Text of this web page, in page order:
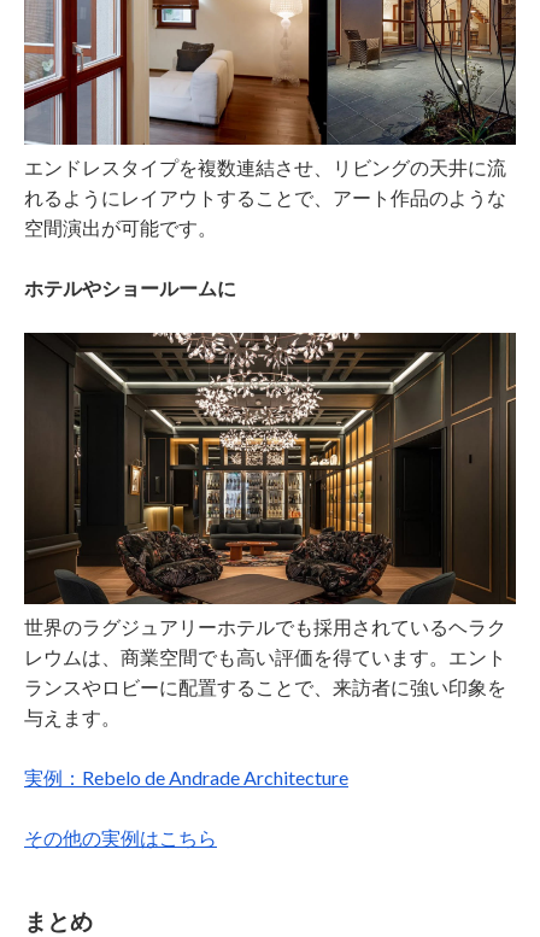
エンドレスタイプを複数連結させ、リビングの天井に流
れるようにレイアウトすることで、アート作品のような
空間演出が可能です。
ホテルやショールームに
世界のラグジュアリーホテルでも採用されているヘラク
レウムは、商業空間でも高い評価を得ています。エント
ランスやロビーに配置することで、来訪者に強い印象を
与えます。
実例：Rebelo de Andrade Architecture
その他の実例はこちら
まとめ